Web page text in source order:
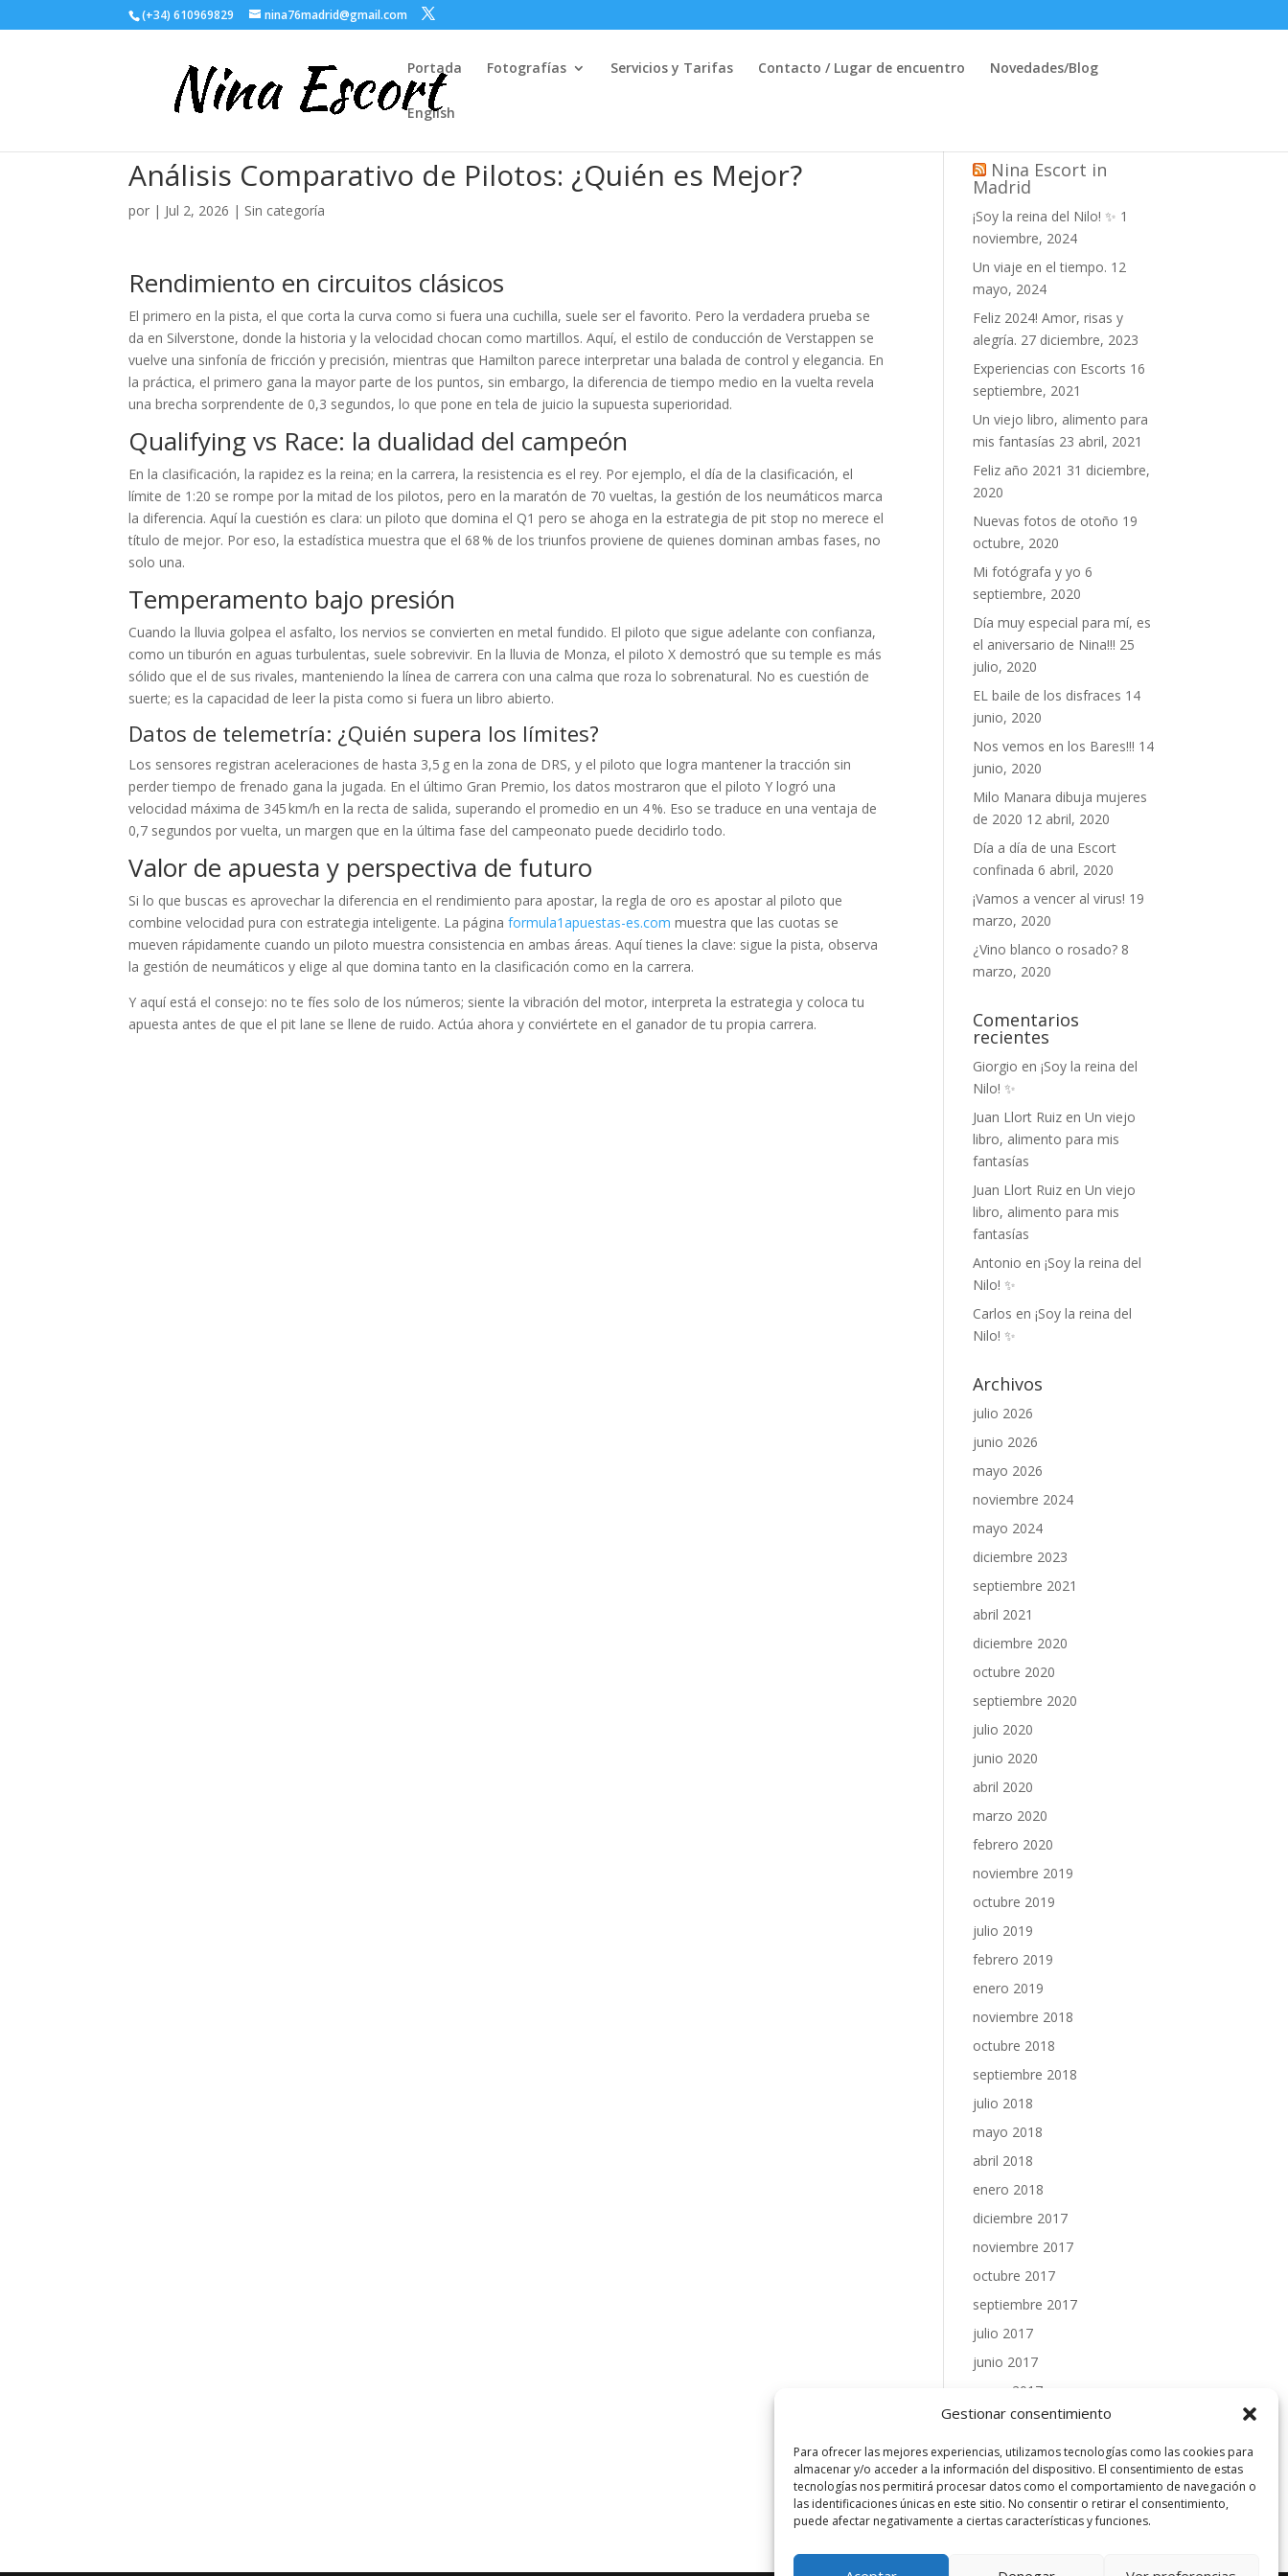
Gestionar consentimiento
Para ofrecer las mejores experiencias, utilizamos tecnologías como las cookies para
almacenar y/o acceder a la información del dispositivo. El consentimiento de estas
tecnologías nos permitirá procesar datos como el comportamiento de navegación o
las identificaciones únicas en este sitio. No consentir o retirar el consentimiento,
puede afectar negativamente a ciertas características y funciones.
(+34) 610969829 nina76madrid@gmail.com
Portada Fotografías Servicios y Tarifas Contacto / Lugar de encuentro Novedades/Blog
English
Análisis Comparativo de Pilotos: ¿Quién es Mejor?
por | Jul 2, 2026 | Sin categoría
Rendimiento en circuitos clásicos
El primero en la pista, el que corta la curva como si fuera una cuchilla, suele ser el favorito. Pero la verdadera prueba se
da en Silverstone, donde la historia y la velocidad chocan como martillos. Aquí, el estilo de conducción de Verstappen se
vuelve una sinfonía de fricción y precisión, mientras que Hamilton parece interpretar una balada de control y elegancia. En
la práctica, el primero gana la mayor parte de los puntos, sin embargo, la diferencia de tiempo medio en la vuelta revela
una brecha sorprendente de 0,3 segundos, lo que pone en tela de juicio la supuesta superioridad.
Qualifying vs Race: la dualidad del campeón
En la clasificación, la rapidez es la reina; en la carrera, la resistencia es el rey. Por ejemplo, el día de la clasificación, el
límite de 1:20 se rompe por la mitad de los pilotos, pero en la maratón de 70 vueltas, la gestión de los neumáticos marca
la diferencia. Aquí la cuestión es clara: un piloto que domina el Q1 pero se ahoga en la estrategia de pit stop no merece el
título de mejor. Por eso, la estadística muestra que el 68 % de los triunfos proviene de quienes dominan ambas fases, no
solo una.
Temperamento bajo presión
Cuando la lluvia golpea el asfalto, los nervios se convierten en metal fundido. El piloto que sigue adelante con confianza,
como un tiburón en aguas turbulentas, suele sobrevivir. En la lluvia de Monza, el piloto X demostró que su temple es más
sólido que el de sus rivales, manteniendo la línea de carrera con una calma que roza lo sobrenatural. No es cuestión de
suerte; es la capacidad de leer la pista como si fuera un libro abierto.
Datos de telemetría: ¿Quién supera los límites?
Los sensores registran aceleraciones de hasta 3,5 g en la zona de DRS, y el piloto que logra mantener la tracción sin
perder tiempo de frenado gana la jugada. En el último Gran Premio, los datos mostraron que el piloto Y logró una
velocidad máxima de 345 km/h en la recta de salida, superando el promedio en un 4 %. Eso se traduce en una ventaja de
0,7 segundos por vuelta, un margen que en la última fase del campeonato puede decidirlo todo.
Valor de apuesta y perspectiva de futuro
Si lo que buscas es aprovechar la diferencia en el rendimiento para apostar, la regla de oro es apostar al piloto que
combine velocidad pura con estrategia inteligente. La páginaformula1apuestas-es.com muestra que las cuotas se
mueven rápidamente cuando un piloto muestra consistencia en ambas áreas. Aquí tienes la clave: sigue la pista, observa
la gestión de neumáticos y elige al que domina tanto en la clasificación como en la carrera.
Y aquí está el consejo: no te fíes solo de los números; siente la vibración del motor, interpreta la estrategia y coloca tu
apuesta antes de que el pit lane se llene de ruido. Actúa ahora y conviértete en el ganador de tu propia carrera.
Nina Escort in
Madrid
¡Soy la reina del Nilo! ✨ 1
noviembre, 2024
Un viaje en el tiempo. 12
mayo, 2024
Feliz 2024! Amor, risas y
alegría. 27 diciembre, 2023
Experiencias con Escorts 16
septiembre, 2021
Un viejo libro, alimento para
mis fantasías 23 abril, 2021
Feliz año 2021 31 diciembre,
2020
Nuevas fotos de otoño 19
octubre, 2020
Mi fotógrafa y yo 6
septiembre, 2020
Día muy especial para mí, es
el aniversario de Nina!!! 25
julio, 2020
EL baile de los disfraces 14
junio, 2020
Nos vemos en los Bares!!! 14
junio, 2020
Milo Manara dibuja mujeres
de 2020 12 abril, 2020
Día a día de una Escort
confinada 6 abril, 2020
¡Vamos a vencer al virus! 19
marzo, 2020
¿Vino blanco o rosado? 8
marzo, 2020
Comentarios
recientes
Giorgio en¡Soy la reina del
Nilo! ✨
Juan Llort Ruiz enUn viejo
libro, alimento para mis
fantasías
Juan Llort Ruiz enUn viejo
libro, alimento para mis
fantasías
Antonio en¡Soy la reina del
Nilo! ✨
Carlos en¡Soy la reina del
Nilo! ✨
Archivos
julio 2026
junio 2026
mayo 2026
noviembre 2024
mayo 2024
diciembre 2023
septiembre 2021
abril 2021
diciembre 2020
octubre 2020
septiembre 2020
julio 2020
junio 2020
abril 2020
marzo 2020
febrero 2020
noviembre 2019
octubre 2019
julio 2019
febrero 2019
enero 2019
noviembre 2018
octubre 2018
septiembre 2018
julio 2018
mayo 2018
abril 2018
enero 2018
diciembre 2017
noviembre 2017
octubre 2017
septiembre 2017
julio 2017
junio 2017
mayo 2017
abril 2017
marzo 2017
febrero 2017
enero 2017